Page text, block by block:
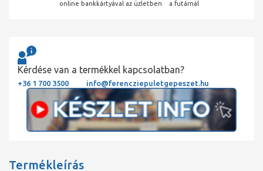
online bankkártyával az üzletben
a futárnál
Kérdése van a termékkel kapcsolatban?
+36 1 700 3500 info@ferencziepuletgepeszet.hu
Termékleírás